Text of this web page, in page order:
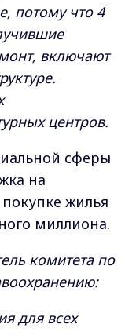
потому что 4
включают
центров.
сферы
на
жилья
миллиона.
комитета по
для всех